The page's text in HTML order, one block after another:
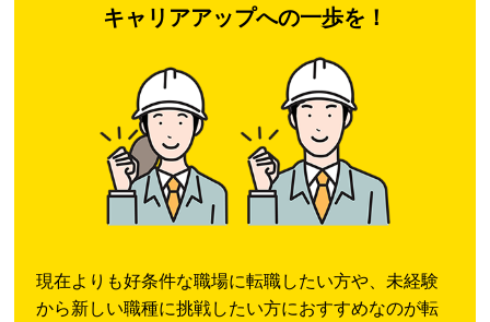
キャリアアップへの一歩を！
現在よりも好条件な職場に転職したい方や、未経験
から新しい職種に挑戦したい方におすすめなのが転